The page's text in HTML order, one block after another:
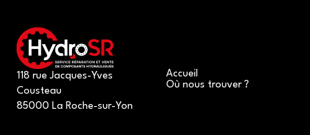
118 rue Jacques-Yves
Cousteau
85000 La Roche-sur-Yon
Accueil
Où nous trouver ?